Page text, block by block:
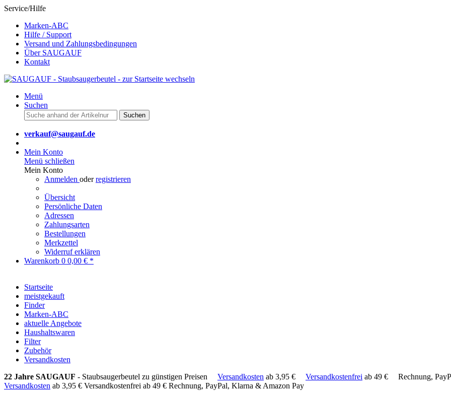
Service/Hilfe
Marken-ABC
Hilfe / Support
Versand und Zahlungsbedingungen
Über SAUGAUF
Kontakt
Menü
Suchen
Suchen
verkauf@saugauf.de
Mein Konto
Menü schließen
Mein Konto
Anmelden oderregistrieren
Übersicht
Persönliche Daten
Adressen
Zahlungsarten
Bestellungen
Merkzettel
Widerruf erklären
Warenkorb 0 0,00 € *
Startseite
meistgekauft
Finder
Marken-ABC
aktuelle Angebote
Haushaltswaren
Filter
Zubehör
Versandkosten
22 Jahre SAUGAUF - Staubsaugerbeutel zu günstigen Preisen Versandkosten ab 3,95 € Versandkostenfrei ab 49 €
Rechnung,
Versandkosten ab 3,95 € Versandkostenfrei ab 49 € Rechnung, PayPal, Klarna & Amazon Pay